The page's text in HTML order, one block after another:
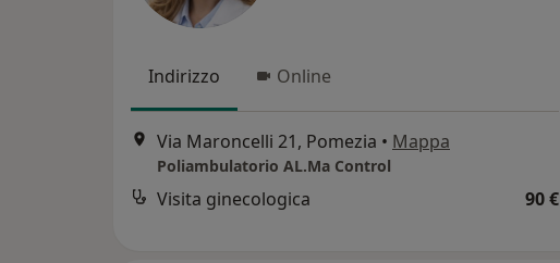
Indirizzo Online
Via Maroncelli 21, Pomezia • Mappa
Poliambulatorio AL.Ma Control
Visita ginecologica 90 €